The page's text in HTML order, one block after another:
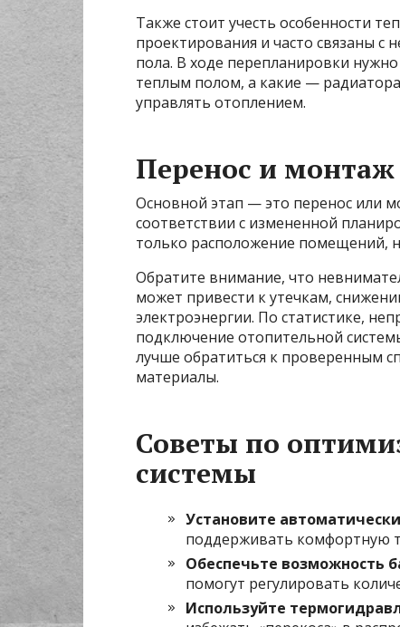
Также стоит учесть особенности
проектирования и часто связаны
пола. В ходе перепланировки
теплым полом, а какие —
управлять отоплением.
Перенос и
Основной этап — это перенос или
соответствии с измененной
только расположение помещений,
Обратите внимание, что
может привести к утечкам,
электроэнергии. По статистике,
подключение отопительной
лучше обратиться к проверенным
материалы.
Советы по
системы
Установите
поддерживать комфортную
Обеспечьте возможность
помогут регулировать
Используйте